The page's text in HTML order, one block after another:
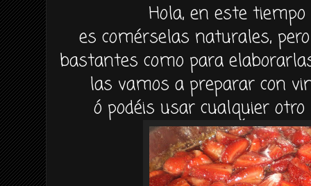
Hola, en este
es comérselas naturales,
bastantes como para
las vamos a preparar con
ó podéis usar cualquier